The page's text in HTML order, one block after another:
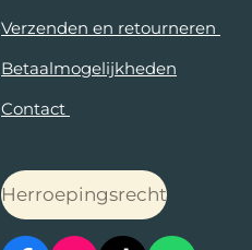
Verzenden en retourneren
Betaalmogelijkheden
Contact
Herroepingsrecht